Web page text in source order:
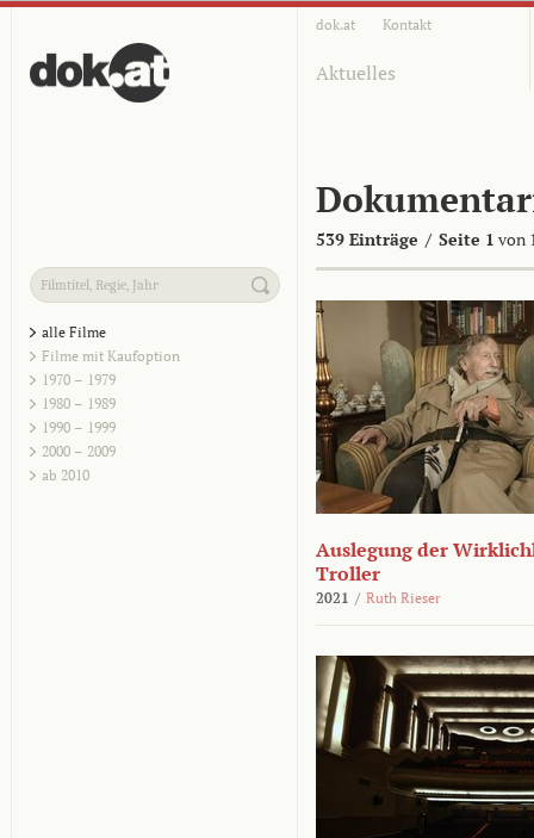
dok.at Kontakt
Aktuelles
539 Einträge / Seite 1 von
alle Filme
Filme mit Kaufoption
1970 – 1979
1980 – 1989
1990 – 1999
2000 – 2009
ab 2010
Auslegung der
Troller
2021 / Ruth Rieser